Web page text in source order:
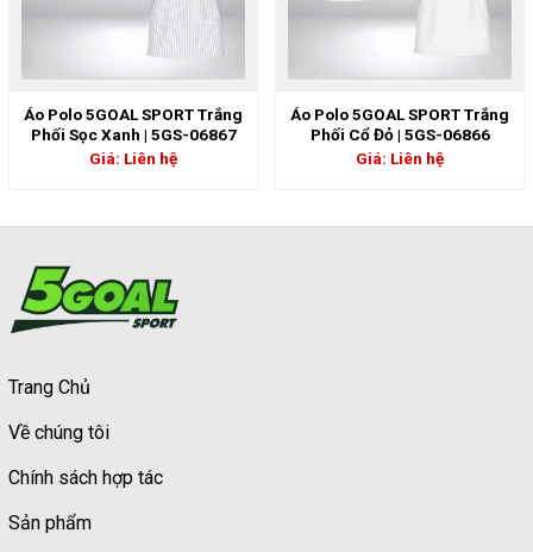
Áo Polo 5GOAL SPORT Trắng
Phối Sọc Xanh | 5GS-06867
Giá: Liên hệ
Áo Polo 5GOAL SPORT Trắng
Phối Cổ Đỏ | 5GS-06866
Giá: Liên hệ
Trang Chủ
Về chúng tôi
Chính sách hợp tác
Sản phẩm